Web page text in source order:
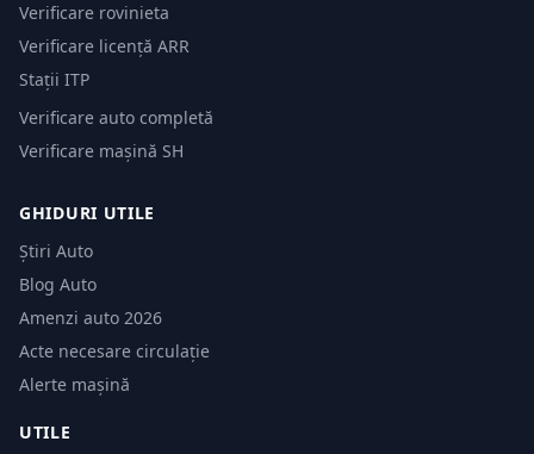
Verificare rovinieta
Verificare licență ARR
Stații ITP
Verificare auto completă
Verificare mașină SH
GHIDURI UTILE
Știri Auto
Blog Auto
Amenzi auto 2026
Acte necesare circulație
Alerte mașină
UTILE